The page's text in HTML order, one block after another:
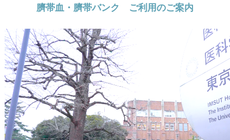
臍帯血・臍帯バンク ご利用のご案内